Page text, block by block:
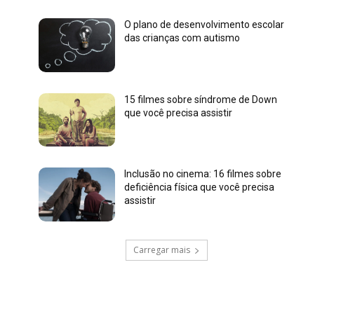
O plano de desenvolvimento escolar
das crianças com autismo
15 filmes sobre síndrome de Down
que você precisa assistir
Inclusão no cinema: 16 filmes sobre
deficiência física que você precisa
assistir
Carregar mais